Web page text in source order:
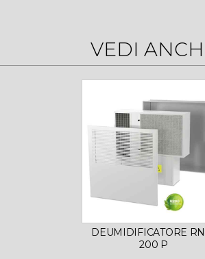
VEDI
DEUMIDIFICATORE
200 P